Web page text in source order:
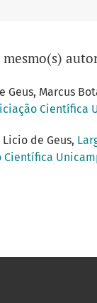
Geus, Marcus
Científica
de Geus,
Científica